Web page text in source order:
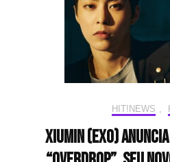
HIT!NEWS
XIUMIN (EXO)